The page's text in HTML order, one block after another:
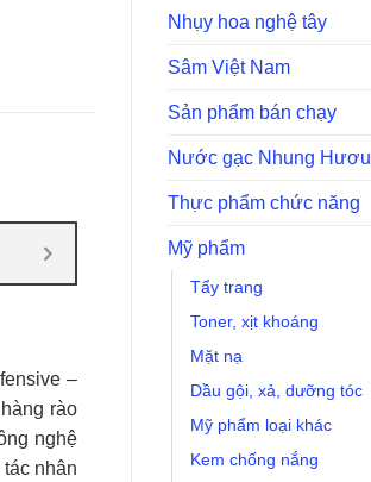
Nhụy hoa nghệ tây
Sâm Việt Nam
Sản phẩm bán chạy
Nước gạc Nhung Hươu
Thực phẩm chức năng
Mỹ phẩm
Tẩy trang
Toner, xịt khoáng
Mặt nạ
Dầu gội, xả, dưỡng tóc
Mỹ phẩm loại khác
Kem chống nắng
–
rào
nghệ
nhân